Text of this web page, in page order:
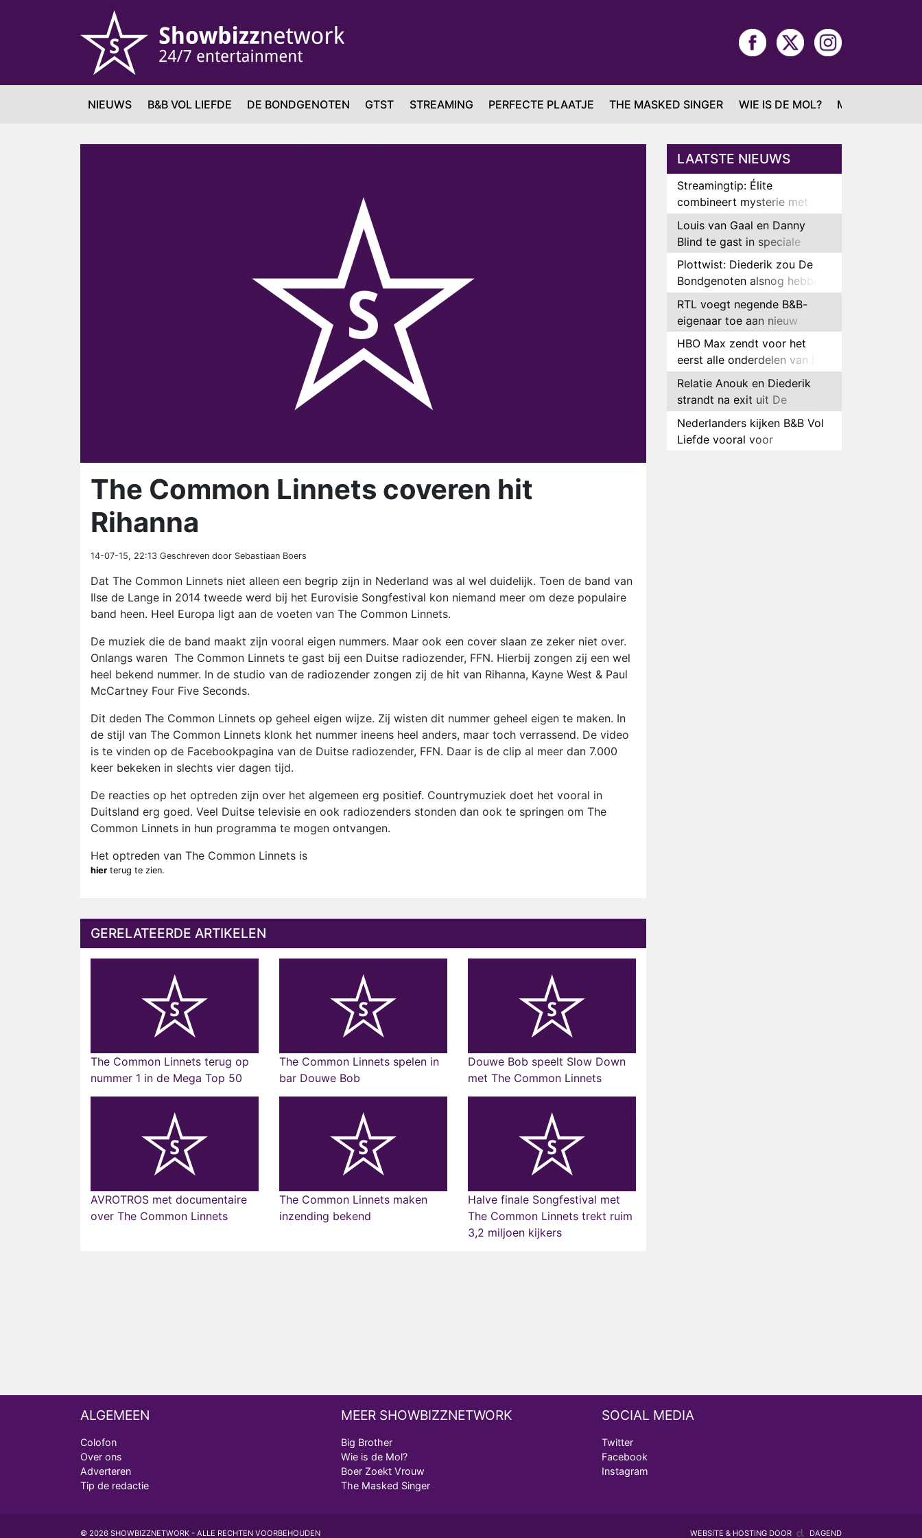
NIEUWS B&B VOL LIEFDE DE BONDGENOTEN GTST STREAMING PERFECTE PLAATJE THE MASKED SINGER WIE IS DE MOL? MAFS
The Common Linnets coveren hit
Rihanna
14-07-15, 22:13 Geschreven door Sebastiaan Boers
Dat The Common Linnets niet alleen een begrip zijn in Nederland was al wel duidelijk. Toen de band van
Ilse de Lange in 2014 tweede werd bij het Eurovisie Songfestival kon niemand meer om deze populaire
band heen. Heel Europa ligt aan de voeten van The Common Linnets.
De muziek die de band maakt zijn vooral eigen nummers. Maar ook een cover slaan ze zeker niet over.
Onlangs waren The Common Linnets te gast bij een Duitse radiozender, FFN. Hierbij zongen zij een wel
heel bekend nummer. In de studio van de radiozender zongen zij de hit van Rihanna, Kayne West & Paul
McCartney Four Five Seconds.
Dit deden The Common Linnets op geheel eigen wijze. Zij wisten dit nummer geheel eigen te maken. In
de stijl van The Common Linnets klonk het nummer ineens heel anders, maar toch verrassend. De video
is te vinden op de Facebookpagina van de Duitse radiozender, FFN. Daar is de clip al meer dan 7.000
keer bekeken in slechts vier dagen tijd.
De reacties op het optreden zijn over het algemeen erg positief. Countrymuziek doet het vooral in
Duitsland erg goed. Veel Duitse televisie en ook radiozenders stonden dan ook te springen om The
Common Linnets in hun programma te mogen ontvangen.
Het optreden van The Common Linnets is
hier terug te zien.
GERELATEERDE ARTIKELEN
The Common Linnets terug op
nummer 1 in de Mega Top 50
The Common Linnets spelen in
bar Douwe Bob
Douwe Bob speelt Slow Down
met The Common Linnets
AVROTROS met documentaire
over The Common Linnets
The Common Linnets maken
inzending bekend
Halve finale Songfestival met
The Common Linnets trekt ruim
3,2 miljoen kijkers
LAATSTE NIEUWS
Streamingtip: Élite
combineert mysterie met
romantie
Louis van Gaal en Danny
Blind te gast in speciale
aflevering van Tussen de
Palen
Plottwist: Diederik zou De
Bondgenoten alsnog hebben
verlaten
RTL voegt negende B&B-
eigenaar toe aan nieuw
seizoen B&B Vol Liefde
HBO Max zendt voor het
eerst alle onderdelen van het
EK Atletiek uit
Relatie Anouk en Diederik
strandt na exit uit De
Bondgenoten
Nederlanders kijken B&B Vol
Liefde vooral voor
ALGEMEEN
Colofon
Over ons
Adverteren
Tip de redactie
MEER SHOWBIZZNETWORK
Big Brother
Wie is de Mol?
Boer Zoekt Vrouw
The Masked Singer
SOCIAL MEDIA
Twitter
Facebook
Instagram
© 2026 SHOWBIZZNETWORK - ALLE RECHTEN VOORBEHOUDEN WEBSITE & HOSTING DOOR DAGEND